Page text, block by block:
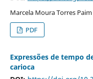
Marcela Moura Torres Paim
PDF
Expressões de tempo
carioca